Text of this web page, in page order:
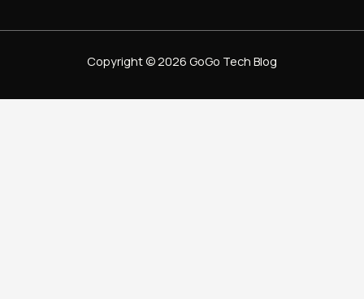
Copyright © 2026 GoGo Tech Blog